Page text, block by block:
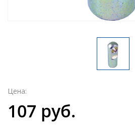
Цена:
107 руб.